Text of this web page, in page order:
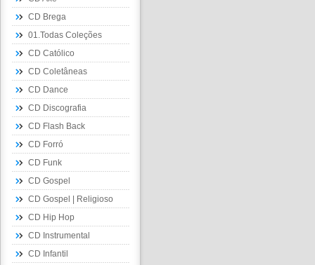
CD Brega
01.Todas Coleções
CD Católico
CD Coletâneas
CD Dance
CD Discografia
CD Flash Back
CD Forró
CD Funk
CD Gospel
CD Gospel | Religioso
CD Hip Hop
CD Instrumental
CD Infantil